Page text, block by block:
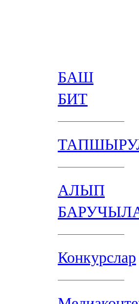
БАШ
БИТ
АЛЫП
Конкурслар